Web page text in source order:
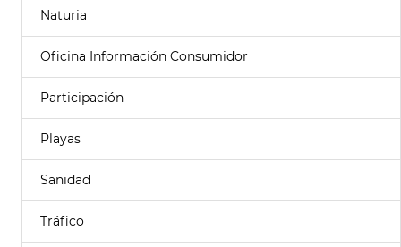
Naturia
Oficina Información Consumidor
Participación
Playas
Sanidad
Tráfico